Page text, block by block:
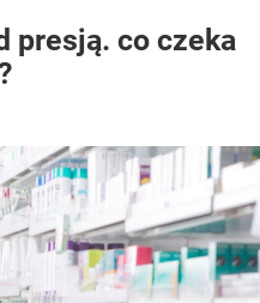
presją. co czeka